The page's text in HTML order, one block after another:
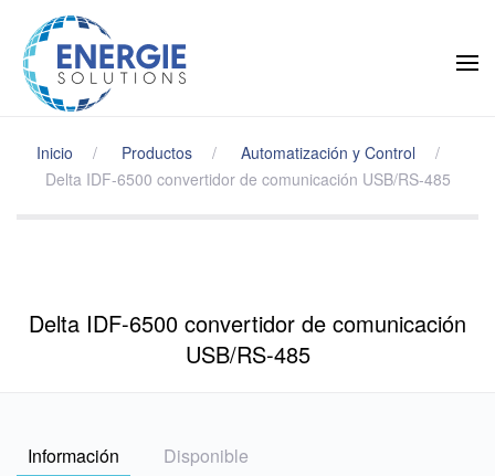
Skip to main content
Inicio Productos
Automatización y Control
Delta IDF-6500 convertidor de comunicación USB/RS-485
Delta IDF-6500 convertidor de comunicación
USB/RS-485
Información Disponible